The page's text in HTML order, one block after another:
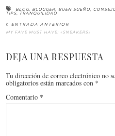
BLOG BLOGGER BUEN SUEÑO
TIPS
TRANQUILIDAD
ENTRADA ANTERIOR
MY FAVE MUST HAVE: «SNEAKERS»
DEJA UNA RESPUESTA
Tu dirección de correo electrónico no
obligatorios están marcados con *
Comentario *